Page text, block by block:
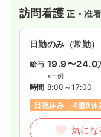
訪問看護正・准
日勤のみ（常勤）
給与 19.9〜24.0
※一例
時間 8:00～17:00
日祝休み
4週8休
気にな